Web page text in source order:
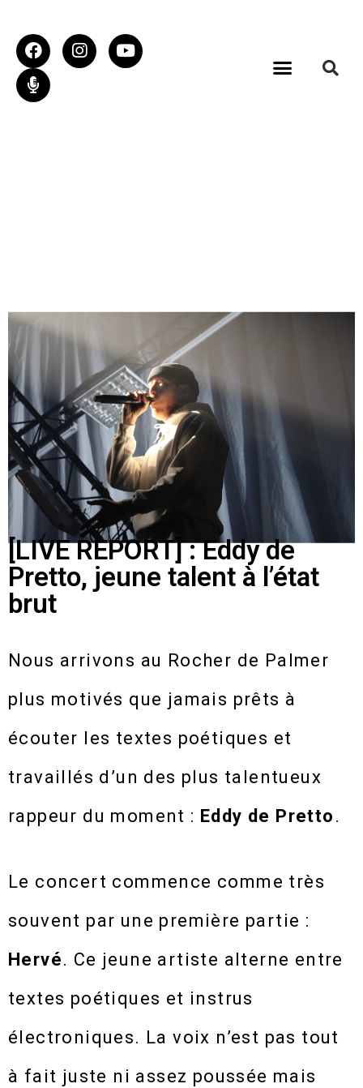
[LIVE REPORT] : Eddy de
Pretto, jeune talent à l’état
brut
Nous arrivons au Rocher de Palmer
plus motivés que jamais prêts à
écouter les textes poétiques et
travaillés d’un des plus talentueux
rappeur du moment : Eddy de Pretto .
Le concert commence comme très
souvent par une première partie :
Hervé. Ce jeune artiste alterne entre
textes poétiques et instrus
électroniques. La voix n’est pas tout
à fait juste ni assez poussée mais